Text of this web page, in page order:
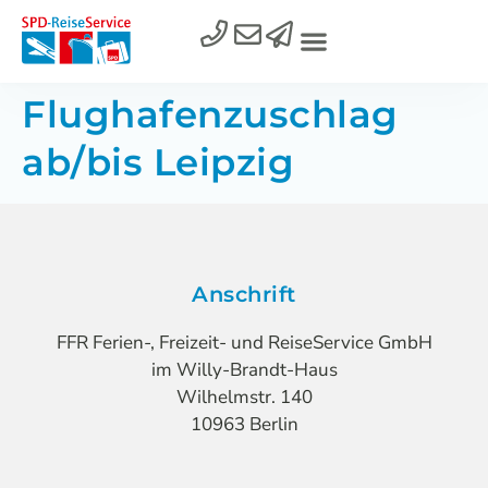
Flughafenzuschlag
ab/bis Leipzig
Anschrift
FFR Ferien-, Freizeit- und ReiseService GmbH
im Willy-Brandt-Haus
Wilhelmstr. 140
10963 Berlin